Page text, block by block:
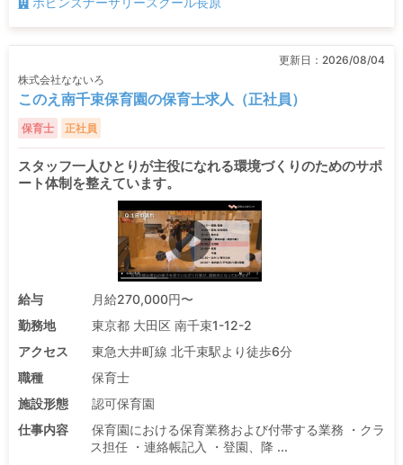
更新日： 2026/08/04
株式会社なないろ
このえ南千束保育園の保育士求人（正社員）
保育士 正社員
スタッフ一人ひとりが主役になれる環境づくりのためのサポ
ート体制を整えています。
給与
月給270,000円〜
勤務地
東京都 大田区 南千束1-12-2
アクセス
東急大井町線 北千束駅より徒歩6分
職種
保育士
施設形態
認可保育園
仕事内容
保育園における保育業務および付帯する業務 ・クラ
ス担任 ・連絡帳記入 ・登園、降 ...